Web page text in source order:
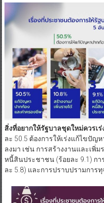
สิ่งที่อยากให้รัฐบาลชุดใหม่ควรเร่
ละ 50.5 ต้องการให้เร่งแก้ไขปัญ
ลงมา เช่น การสร้างงานและเพิ่
หนี้สินประชาชน (ร้อยละ 9.1) ก
ละ 5.8) และการปราบปรามการ